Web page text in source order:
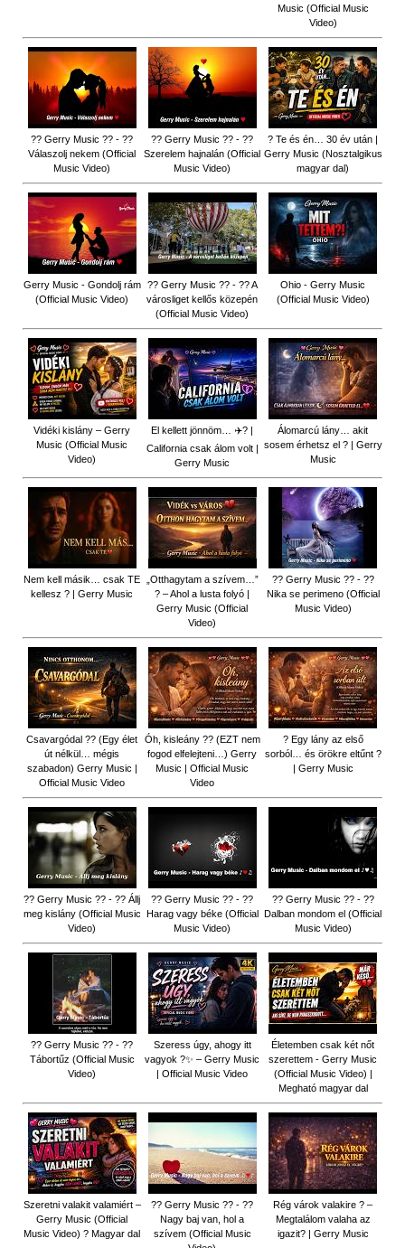
Music (Official Music
Video)
?? Gerry Music ?? - ??
Válaszolj nekem (Official
Music Video)
?? Gerry Music ?? - ??
Szerelem hajnalán (Official
Music Video)
? Te és én… 30 év után |
Gerry Music (Nosztalgikus
magyar dal)
Gerry Music - Gondolj rám
(Official Music Video)
?? Gerry Music ?? - ?? A
városliget kellős közepén
(Official Music Video)
Ohio - Gerry Music
(Official Music Video)
Vidéki kislány – Gerry
Music (Official Music
Video)
El kellett jönnöm… ✈️? |
California csak álom volt |
Gerry Music
Álomarcú lány… akit
sosem érhetsz el ? | Gerry
Music
Nem kell másik… csak TE
kellesz ? | Gerry Music
„Otthagytam a szívem…”
? – Ahol a lusta folyó |
Gerry Music (Official
Video)
?? Gerry Music ?? - ??
Nika se perimeno (Official
Music Video)
Csavargódal ?? (Egy élet
út nélkül… mégis
szabadon) Gerry Music |
Official Music Video
Óh, kisleány ?? (EZT nem
fogod elfelejteni…) Gerry
Music | Official Music
Video
? Egy lány az első
sorból… és örökre eltűnt ?
| Gerry Music
?? Gerry Music ?? - ?? Állj
meg kislány (Official Music
Video)
?? Gerry Music ?? - ??
Harag vagy béke (Official
Music Video)
?? Gerry Music ?? - ??
Dalban mondom el (Official
Music Video)
?? Gerry Music ?? - ??
Tábortűz (Official Music
Video)
Szeress úgy, ahogy itt
vagyok ?✨ – Gerry Music
| Official Music Video
Életemben csak két nőt
szerettem - Gerry Music
(Official Music Video) |
Megható magyar dal
Szeretni valakit valamiért –
Gerry Music (Official
Music Video) ? Magyar dal
?? Gerry Music ?? - ??
Nagy baj van, hol a
szívem (Official Music
Rég várok valakire ? –
Megtalálom valaha az
igazit? | Gerry Music